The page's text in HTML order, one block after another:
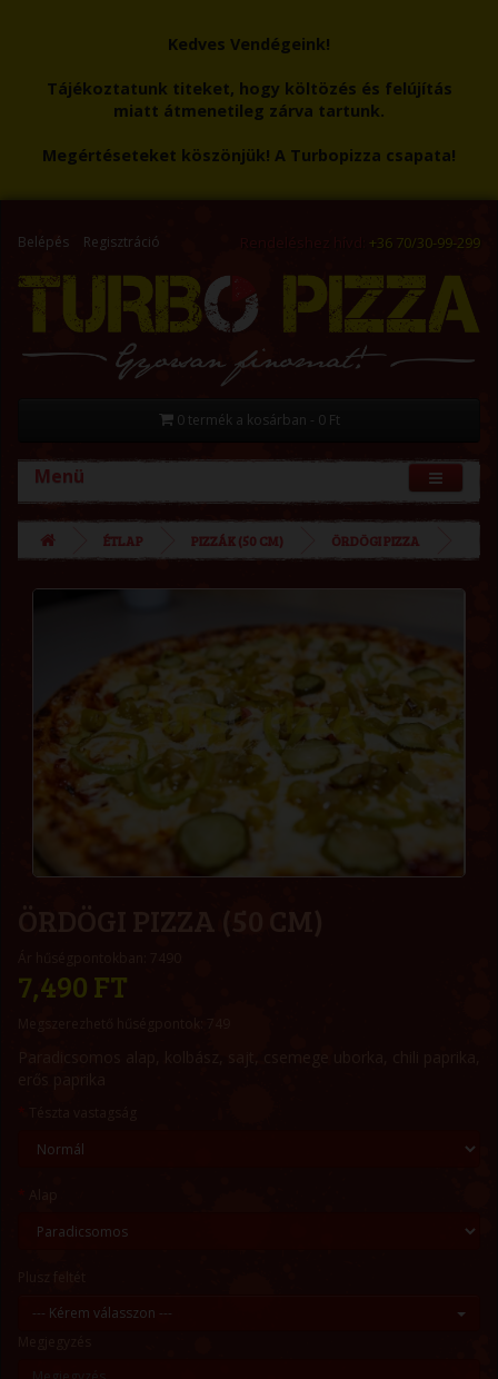
Kedves Vendégeink!
Tájékoztatunk titeket, hogy költözés és felújítás
miatt átmenetileg zárva tartunk.
Megértéseteket köszönjük! A Turbopizza csapata!
Belépés Regisztráció Rendeléshez hívd: +36 70/30-99-299
0 termék a kosárban - 0 Ft
Menü
ÉTLAP PIZZÁK (50 CM) ÖRDÖGI PIZZA
7,490 FT
--- Kérem válasszon ---